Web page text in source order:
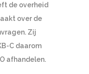
de overheid
over de
Zij
C daarom
afhandelen.